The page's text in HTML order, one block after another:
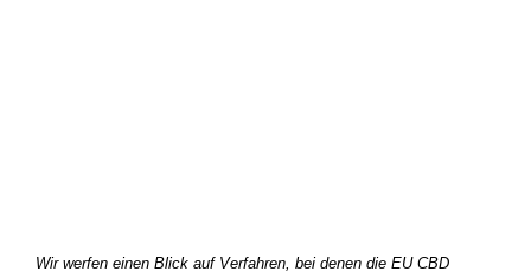
Wir werfen einen Blick auf Verfahren, bei denen die EU CBD